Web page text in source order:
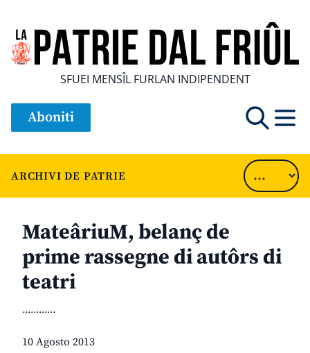
SFUEI MENSÎL FURLAN INDIPENDENT
Aboniti
ARCHIVI DE PATRIE
MateâriuM, belanç de
prime rassegne di autôrs di
teatri
............
10 Agosto 2013